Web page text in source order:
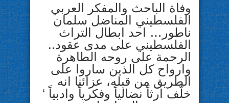
وفاة الباحث والمفكر العربي
الفلسطيني المناضل سلمان
ناطور… احد ابطال التراث
الفلسطيني على مدى عقود..
الرحمة على روحه الطاهرة
وارواح كل الذين ساروا على
الطريق من قبله، عزائنا انه
خلّف ارثاً نضالياً وفكرياً وادبياً ‘